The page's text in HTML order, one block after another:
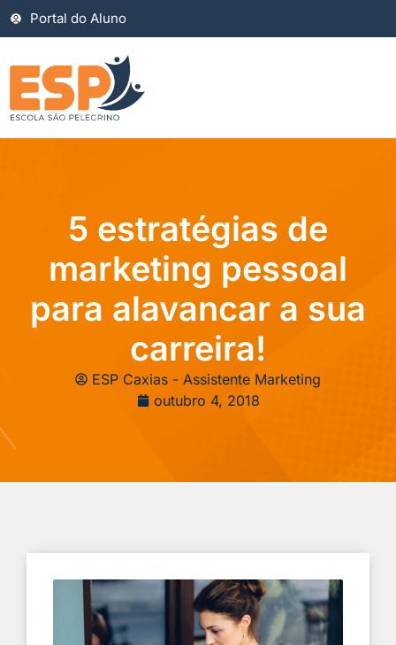
Portal do Aluno
5 estratégias de
marketing pessoal
para alavancar a sua
carreira!
ESP Caxias - Assistente Marketing
outubro 4, 2018